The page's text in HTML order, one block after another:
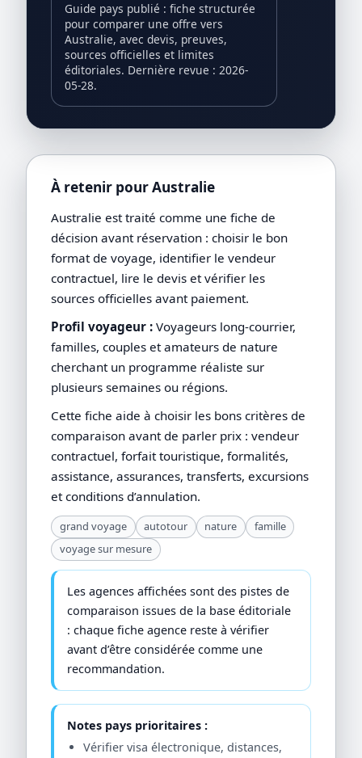
Guide pays publié : fiche structurée
pour comparer une offre vers
Australie, avec devis, preuves,
sources officielles et limites
éditoriales. Dernière revue : 2026-
05-28.
À retenir pour Australie
Australie est traité comme une fiche de
décision avant réservation : choisir le bon
format de voyage, identifier le vendeur
contractuel, lire le devis et vérifier les
sources officielles avant paiement.
Profil voyageur : Voyageurs long-courrier,
familles, couples et amateurs de nature
cherchant un programme réaliste sur
plusieurs semaines ou régions.
Cette fiche aide à choisir les bons critères de
comparaison avant de parler prix : vendeur
contractuel, forfait touristique, formalités,
assistance, assurances, transferts, excursions
et conditions d’annulation.
grand voyage autotour nature
famille
voyage sur mesure
Les agences affichées sont des pistes de
comparaison issues de la base éditoriale
: chaque fiche agence reste à vérifier
avant d’être considérée comme une
recommandation.
Notes pays prioritaires :
Vérifier visa électronique, distances,